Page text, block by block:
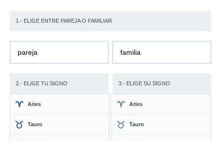
1.- ELIGE ENTRE PAREJA O FAMILIAR
pareja familia
2.- ELIGE TU SIGNO 3.- ELIGE SU SIGNO
Aries
Tauro
Aries
Tauro